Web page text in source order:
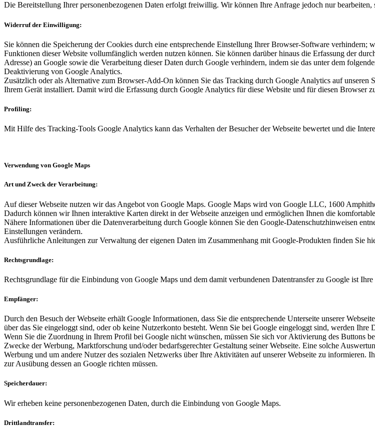
Die Bereitstellung Ihrer personenbezogenen Daten erfolgt freiwillig. Wir können Ihre Anfrage jedoch nur
Widerruf der Einwilligung:
Sie können die Speicherung der Cookies durch eine entsprechende Einstellung Ihrer Browser-Software verhindern;
Funktionen dieser Website vollumfänglich werden nutzen können. Sie können darüber hinaus die Erfassung der
Adresse) an Google sowie die Verarbeitung dieser Daten durch Google verhindern, indem sie das unter dem
Deaktivierung von Google Analytics.
Zusätzlich oder als Alternative zum Browser-Add-On können Sie das Tracking durch Google Analytics auf
Ihrem Gerät installiert. Damit wird die Erfassung durch Google Analytics für diese Website und für diesen Browser
Profiling:
Mit Hilfe des Tracking-Tools Google Analytics kann das Verhalten der Besucher der Webseite bewertet und die
Verwendung von Google Maps
Art und Zweck der Verarbeitung:
Auf dieser Webseite nutzen wir das Angebot von Google Maps. Google Maps wird von Google LLC, 1600
Dadurch können wir Ihnen interaktive Karten direkt in der Webseite anzeigen und ermöglichen Ihnen die
Nähere Informationen über die Datenverarbeitung durch Google können Sie den Google-Datenschutzhinweisen
Einstellungen verändern.
Ausführliche Anleitungen zur Verwaltung der eigenen Daten im Zusammenhang mit Google-Produkten finden Sie
Rechtsgrundlage:
Rechtsgrundlage für die Einbindung von Google Maps und dem damit verbundenen Datentransfer zu Google ist
Empfänger:
Durch den Besuch der Webseite erhält Google Informationen, dass Sie die entsprechende Unterseite unserer
über das Sie eingeloggt sind, oder ob keine Nutzerkonto besteht. Wenn Sie bei Google eingeloggt sind, werden Ihre
Wenn Sie die Zuordnung in Ihrem Profil bei Google nicht wünschen, müssen Sie sich vor Aktivierung des Buttons
Zwecke der Werbung, Marktforschung und/oder bedarfsgerechter Gestaltung seiner Webseite. Eine solche
Werbung und um andere Nutzer des sozialen Netzwerks über Ihre Aktivitäten auf unserer Webseite zu
zur Ausübung dessen an Google richten müssen.
Speicherdauer:
Wir erheben keine personenbezogenen Daten, durch die Einbindung von Google Maps.
Drittlandtransfer: